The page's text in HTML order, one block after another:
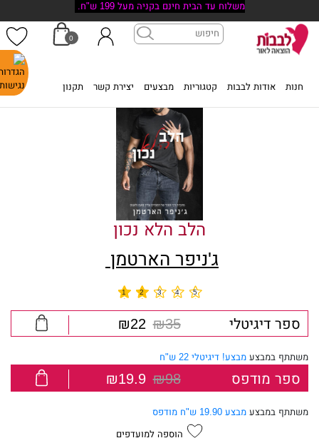
משלוח עד הבית חינם בקניה מעל 199 ש"ח.
חנות אודות לבבות קטגוריות מבצעים יצירת קשר תקנון
0
הלב הלא נכון
ג'ניפר הארטמן
ספר דיגיטלי ₪35
₪22
משתתף במבצע מבצע! דיגיטלי 22 ש"ח
ספר מודפס ₪98
₪19.9
משתתף במבצע מבצע 19.90 ש"ח מודפס
הוספה למועדפים